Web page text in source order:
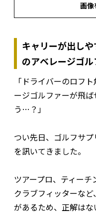
画像
キャリーが出し
のアベレージゴ
「ドライバーのロフ
ージゴルファーが飛
う…？」
つい先日、ゴルフサ
を訊いてきました。
ツアープロ、ティーチ
クラブフィッターな
があるため、正解は